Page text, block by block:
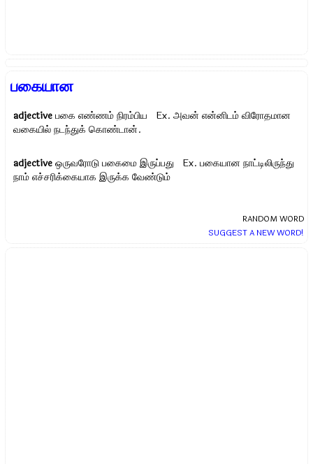
பகையான
adjective பகை எண்ணம் நிரம்பிய Ex.அவன் என்னிடம் விரோதமான
வகையில் நடந்துக் கொண்டான்.
adjective ஒருவரோடு பகைமை இருப்பது Ex.பகையான நாட்டிலிருந்து
நாம் எச்சரிக்கையாக இருக்க வேண்டும்
RANDOM WORD
SUGGEST A NEW WORD!